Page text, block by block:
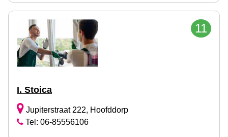
11
I. Stoica
Jupiterstraat 222, Hoofddorp
Tel: 06-85556106